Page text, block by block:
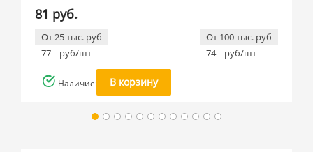
81 руб.
От 25 тыс. руб
77
руб/шт
От 100 тыс. руб
74
руб/шт
Наличие: многоВ корзину